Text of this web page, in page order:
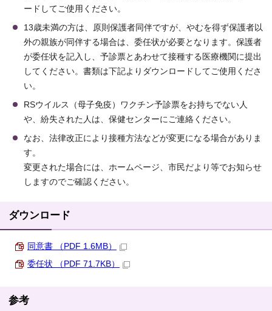
ードしてご使用ください。
13歳未満の方は、原則保護者同伴ですが、やむを得ず保護者以
外の親族が同伴する場合は、委任状が必要となります。保護者
が委任状を記入し、予診票とあわせて接種する医療機関に提出
してください。書類は下記よりダウンロードしてご使用くださ
い。
RSウイルス（母子免疫）ワクチン予診票をお持ちでない人
や、紛失された人は、保健センターにご連絡ください。
なお、法律改正により接種方法などが変更になる場合がありま
す。
変更された場合には、ホームページ、市民だより等でお知らせ
しますのでご確認ください。
ダウンロード
同意書 （PDF 1.6MB）
委任状 （PDF 71.7KB）
参考